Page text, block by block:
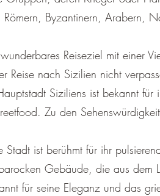
Byzantinern, Arabern,
Reiseziel mit einer
Reise nach Sizilien nicht
Siziliens ist bekannt
Zu den
Stadt ist berühmt für ihr
Gebäude, die aus dem
für seine Eleganz und das